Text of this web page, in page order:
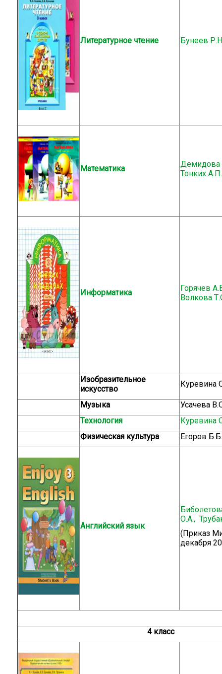
Литературное чтение Бунеев
Математика
Демидова
Тонких А.П.
Информатика
Горячев
Волкова
Изобразительное
искусство
Куревина
Музыка
Усачева
Технология
Куревина
Физическая культура
Егоров
Английский язык
О.А.,
(Приказ
декабря
4 класс